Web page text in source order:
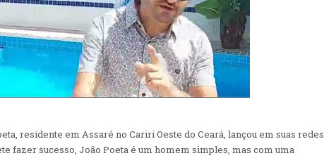
residente em Assaré no Cariri Oeste do Ceará, lançou em suas redes
fazer sucesso, João Poeta é um homem simples, mas com uma